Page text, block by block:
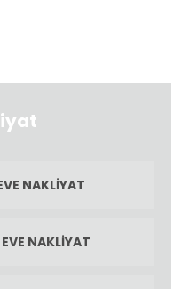
NAKLIYAT
NAKLIYAT